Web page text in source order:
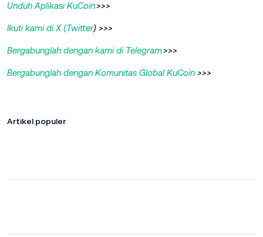
Unduh Aplikasi KuCoin>>>
Ikuti kami di X (Twitter) >>>
Bergabunglah dengan kami di Telegram>>>
Bergabunglah dengan Komunitas Global KuCoin >>>
Artikel populer